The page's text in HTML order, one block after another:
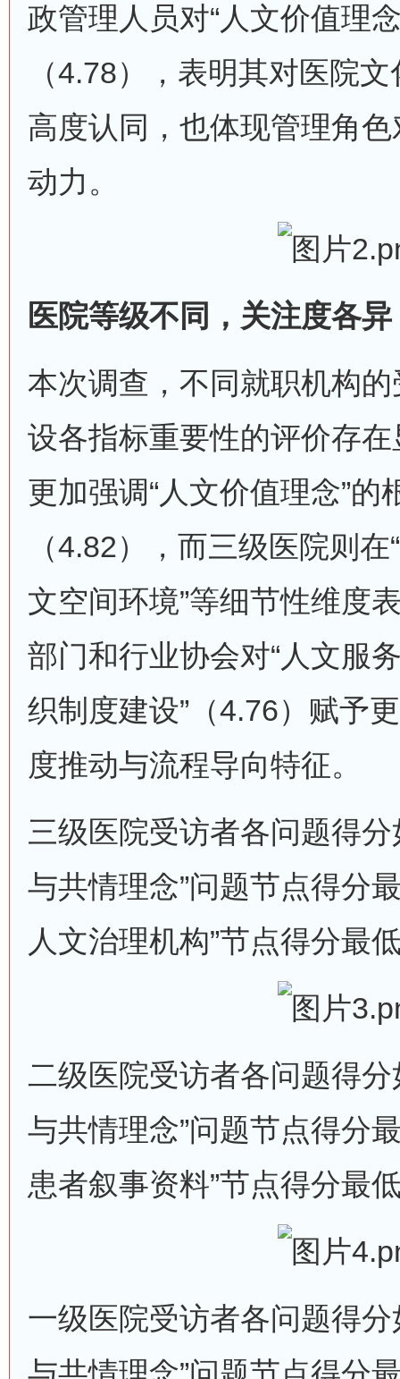
政管理人员对“人文价值理
（4.78），表明其对医院
高度认同，也体现管理角
动力。
医院等级不同，关注度各异
本次调查，不同就职机构
设各指标重要性的评价存
更加强调“人文价值理念”的
（4.82），而三级医院则在
文空间环境”等细节性维度
部门和行业协会对“人文服
织制度建设”（4.76）赋予
度推动与流程导向特征。
三级医院受访者各问题得
与共情理念”问题节点得分
人文治理机构”节点得分最
二级医院受访者各问题得
与共情理念”问题节点得分
患者叙事资料”节点得分最
一级医院受访者各问题得